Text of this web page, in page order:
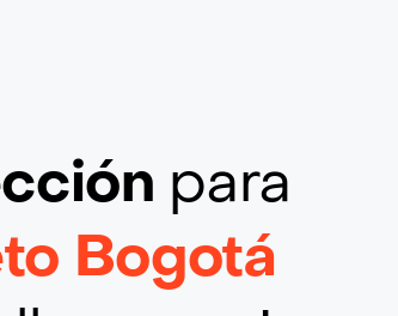
para
Bogotá